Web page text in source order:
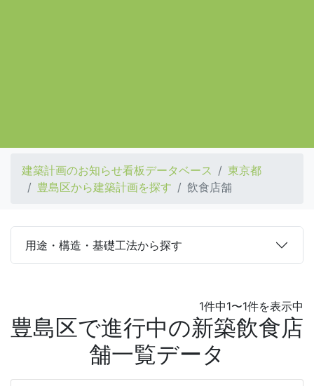
建築計画のお知らせ看板データベース
東京都
豊島区から建築計画を探す
飲食店舗
用途・構造・基礎工法から探す
1件中1〜1件を表示中
豊島区で進行中の新築飲食店
舗一覧データ